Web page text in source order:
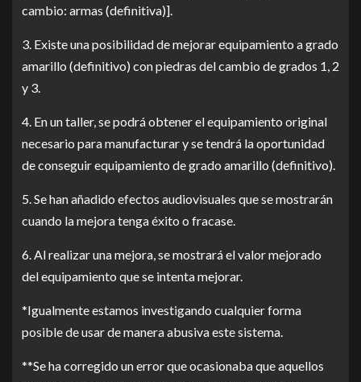
cambio: armas (definitiva)].
3. Existe una posibilidad de mejorar equipamiento a grado
amarillo (definitivo) con piedras del cambio de grados 1, 2
y 3.
4. En un taller, se podrá obtener el equipamiento original
necesario para manufacturar y se tendrá la oportunidad
de conseguir equipamiento de grado amarillo (definitivo).
5. Se han añadido efectos audiovisuales que se mostrarán
cuando la mejora tenga éxito o fracase.
6. Al realizar una mejora, se mostrará el valor mejorado
del equipamiento que se intenta mejorar.
*Igualmente estamos investigando cualquier forma
posible de usar de manera abusiva este sistema.
**Se ha corregido un error que ocasionaba que aquellos